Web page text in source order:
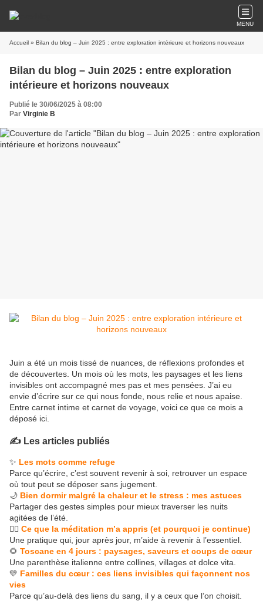
MENU
Accueil » Bilan du blog – Juin 2025 : entre exploration intérieure et horizons nouveaux
Bilan du blog – Juin 2025 : entre exploration
intérieure et horizons nouveaux
Publié le 30/06/2025 à 08:00
Par Virginie B
Juin a été un mois tissé de nuances, de réflexions profondes et
de découvertes. Un mois où les mots, les paysages et les liens
invisibles ont accompagné mes pas et mes pensées. J’ai eu
envie d’écrire sur ce qui nous fonde, nous relie et nous apaise.
Entre carnet intime et carnet de voyage, voici ce que ce mois a
déposé ici.
✍️ Les articles publiés
✨ Les mots comme refuge
Parce qu’écrire, c’est souvent revenir à soi, retrouver un espace
où tout peut se déposer sans jugement.
🌙 Bien dormir malgré la chaleur et le stress : mes astuces
Partager des gestes simples pour mieux traverser les nuits
agitées de l’été.
🧘‍♀️ Ce que la méditation m’a appris (et pourquoi je continue)
Une pratique qui, jour après jour, m’aide à revenir à l’essentiel.
🌻 Toscane en 4 jours : paysages, saveurs et coups de cœur
Une parenthèse italienne entre collines, villages et dolce vita.
💛 Familles du cœur : ces liens invisibles qui façonnent nos
vies
Parce qu’au-delà des liens du sang, il y a ceux que l’on choisit.